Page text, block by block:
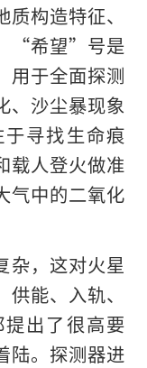
构造特征、
“希望”号是
用于全面探测
、沙尘暴现象
寻找生命痕
载人登火做准
气中的二氧化
杂，这对火星
能、入轨、
出了很高要
陆。探测器进